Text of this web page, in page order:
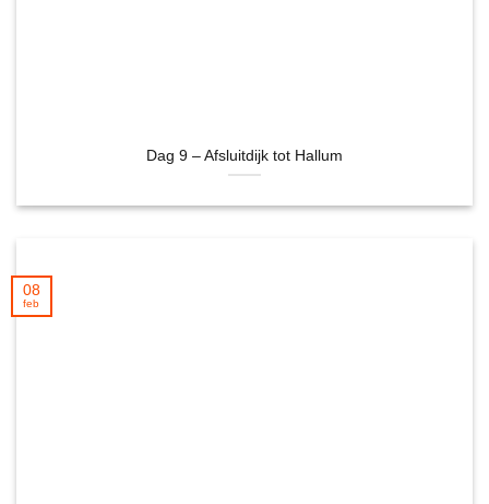
Dag 9 – Afsluitdijk tot Hallum
08
feb